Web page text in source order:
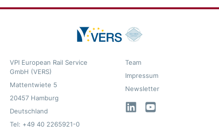
VPI European Rail Service
GmbH (VERS)
Mattentwiete 5
20457 Hamburg
Deutschland
Tel: +49 40 2265921-0
Team
Impressum
Newsletter
LinkedInYouTube